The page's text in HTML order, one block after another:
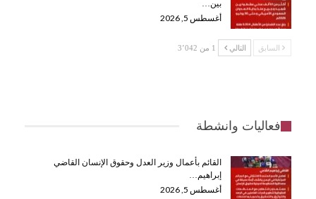
بين…
أغسطس 5, 2026
السابق التالي 1 من 3٬042
فعاليات وانشطة
القائم بأعمال وزير العدل وحقوق الإنسان القاضي
إبراهيم…
أغسطس 5, 2026